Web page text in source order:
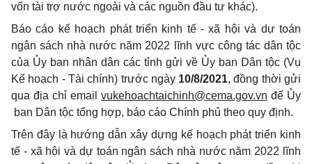
vốn tài trợ nước ngoài và các nguồn đầu tư khác).
Báo cáo kế hoạch phát triển kinh tế -xã hội và dự toán
ngân sách nhà nước năm 2022 lĩnh vực công tác dân tộc
của Ủy ban nhân dân các tỉnh gửi về Ủy ban Dân tộc (Vụ
Kế hoạch - Tài chính) trước ngày 10/8/2021, đồng thời gửi
qua địa chỉ email vukehoachtaichinh@cema.gov.vn để Ủy
ban Dân tộc tổng hợp, báo cáo Chính phủ theo quy định.
Trên đây là hướng dẫn xây dựng kế hoạch phát triển kinh
tế - xã hội và dự toán ngân sách nhà nước năm 2022 lĩnh